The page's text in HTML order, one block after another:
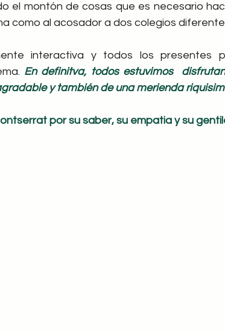
el montón de cosas que es necesario
como al acosador a dos colegios
interactiva y todos los presentes
En definitva, todos estuvimos
y también de una merienda
por su saber, su empatia y su